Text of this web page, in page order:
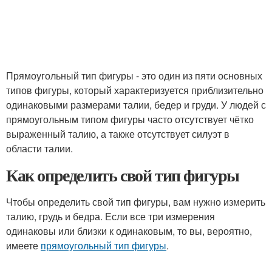
Прямоугольный тип фигуры - это один из пяти основных
типов фигуры, который характеризуется приблизительно
одинаковыми размерами талии, бедер и груди. У людей с
прямоугольным типом фигуры часто отсутствует чётко
выраженный талию, а также отсутствует силуэт в
области талии.
Как определить свой тип фигуры
Чтобы определить свой тип фигуры, вам нужно измерить
талию, грудь и бедра. Если все три измерения
одинаковы или близки к одинаковым, то вы, вероятно,
имеете прямоугольный тип фигуры.